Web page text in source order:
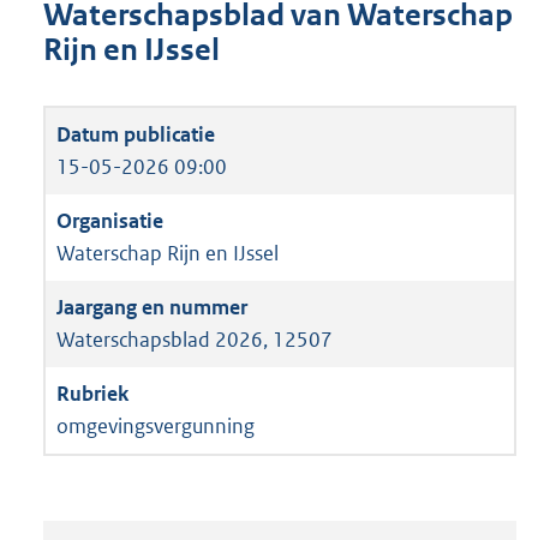
Waterschapsblad van Waterschap
Rijn en IJssel
15-05-2026 09:00
Waterschap Rijn en IJssel
Waterschapsblad 2026, 12507
omgevingsvergunning